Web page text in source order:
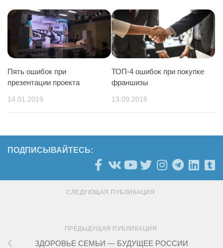
Пять ошибок при
презентации проекта
14.01.2019
ТОП-4 ошибок при покупке
франшизы
13.09.2018
ПОДПИСЫВАЙТЕСЬ:
СЛЕДУЮЩАЯ ПУБЛИКАЦИЯ
ПРЕДЫДУЩАЯ ПУБЛИКАЦИЯ
ЗДОРОВЬЕ СЕМЬИ — БУДУЩЕЕ РОССИИ